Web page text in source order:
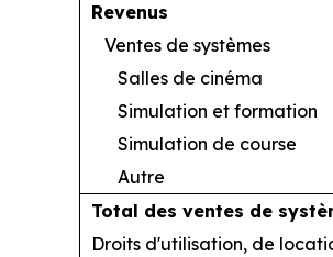
Revenus
Ventes de systèmes
Salles de cinéma
Simulation et formation
Simulation de course
Autre
Total des ventes de
Droits d'utilisation, de